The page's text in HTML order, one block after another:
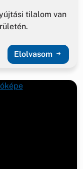
tilalom van
Elolvasom